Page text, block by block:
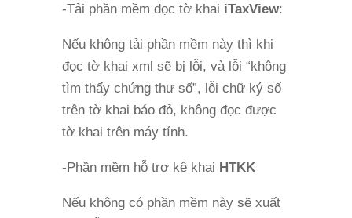
-Tải phần mềm đọc tờ khai iTaxView:
Nếu không tải phần mềm này thì khi
đọc tờ khai xml sẽ bị lỗi, và lỗi “không
tìm thấy chứng thư số”, lỗi chữ ký số
trên tờ khai báo đỏ, không đọc được
tờ khai trên máy tính.
-Phần mềm hỗ trợ kê khai HTKK
Nếu không có phần mềm này sẽ xuất